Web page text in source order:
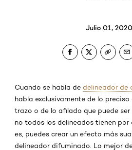
Julio 01, 2020
Cuando se habla de delineador de
habla exclusivamente de lo preciso
trazo o de lo afilado que puede ser
no todos los delineados tienen por
es, puedes crear un efecto más
delineador difuminado. Lo mejor